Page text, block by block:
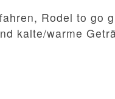
Rodel to go
kalte/warme